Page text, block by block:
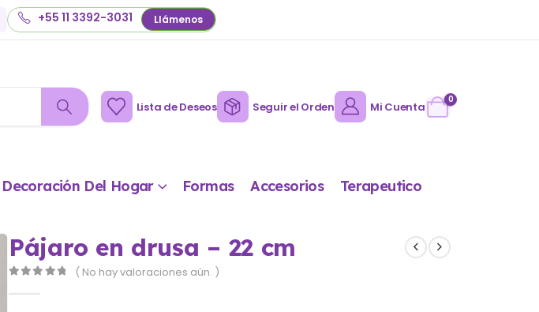
+55 11 3392-3031 Llámenos
Lista de Deseos Seguir el Orden Mi Cuenta
0
Decoración Del Hogar Formas Accesorios Terapeutico
Pájaro en drusa – 22 cm
( No hay valoraciones aún. )